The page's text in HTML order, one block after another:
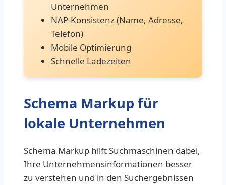
Unternehmen
NAP-Konsistenz (Name, Adresse,
Telefon)
Mobile Optimierung
Schnelle Ladezeiten
Schema Markup für
lokale Unternehmen
Schema Markup hilft Suchmaschinen dabei,
Ihre Unternehmensinformationen besser
zu verstehen und in den Suchergebnissen